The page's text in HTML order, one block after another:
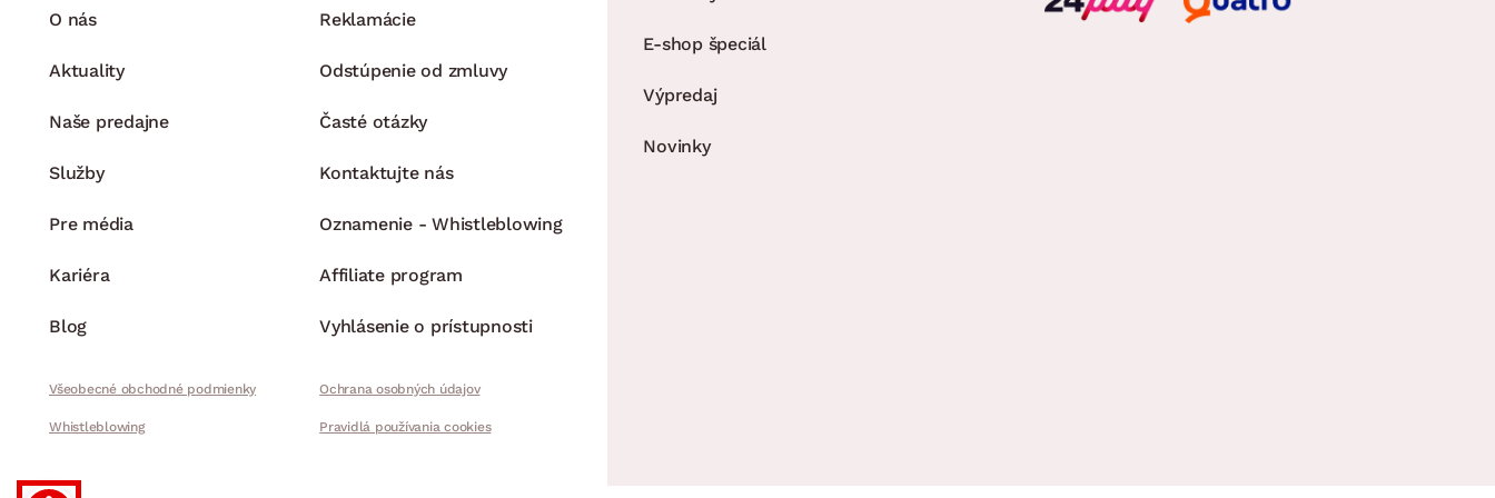
O nás
Aktuality
Naše predajne
Služby
Pre média
Kariéra
Blog
Reklamácie
Odstúpenie od zmluvy
Časté otázky
Kontaktujte nás
Oznamenie - Whistleblowing
Affiliate program
Vyhlásenie o prístupnosti
Všeobecné obchodné podmienky Ochrana osobných údajov
Whistleblowing Pravidlá používania cookies
E-shop špeciál
Výpredaj
Novinky